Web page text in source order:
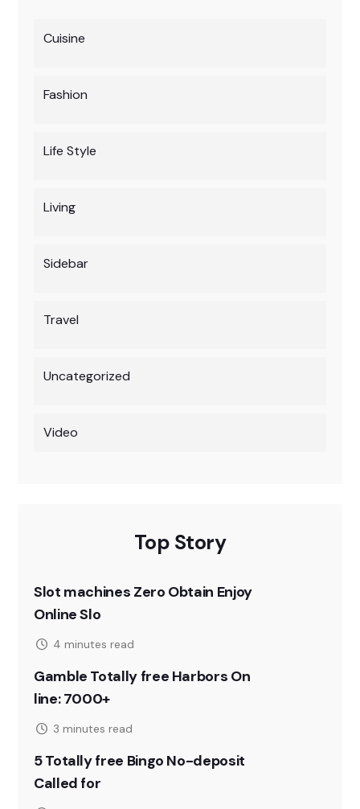
Cuisine
Fashion
Life Style
Living
Sidebar
Travel
Uncategorized
Video
Top Story
Slot machines Zero Obtain Enjoy
Online Slo
4 minutes read
Gamble Totally free Harbors On
line: 7000+
3 minutes read
5 Totally free Bingo No-deposit
Called for